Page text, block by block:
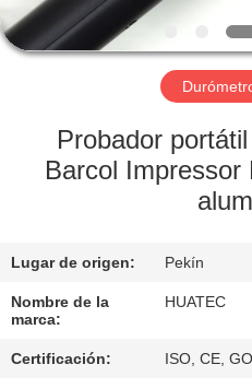
VIAJE
FÁBRICA
DE
CALIDAD
Probador
Barcol Impressor
Lugar de origen: Pekín
Nombre de la
marca:
HUATEC
Certificación: ISO, CE,